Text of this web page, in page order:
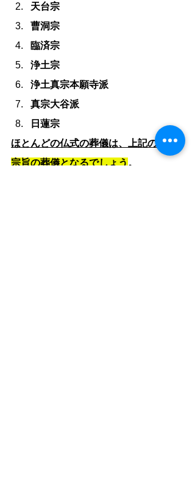
天台宗
曹洞宗
臨済宗
浄土宗
浄土真宗本願寺派
真宗大谷派
日蓮宗
ほとんどの仏式の葬儀は、上記の
8つの
宗旨の葬儀となるでしょう 。